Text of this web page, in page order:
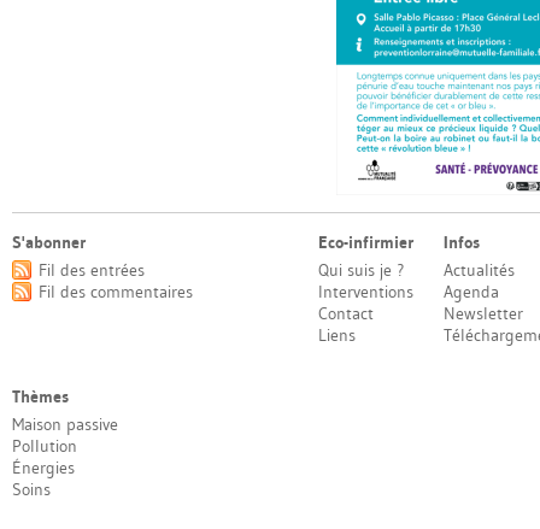
S'abonner
Fil des entrées
Fil des commentaires
Eco-infirmier
Qui suis je ?
Interventions
Contact
Liens
Infos
Actualités
Agenda
Newsletter
Thèmes
Maison passive
Pollution
Énergies
Soins